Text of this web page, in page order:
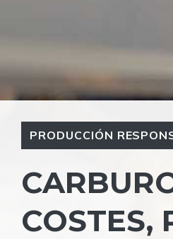
PRODUCCIÓN
COSTES,